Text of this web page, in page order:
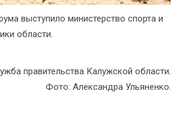
выступило министерство спорта и
области.
правительства Калужской области.
Фото: Александра Ульяненко.